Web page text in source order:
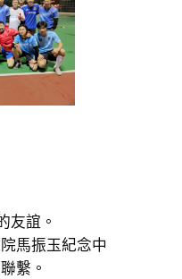
友誼。
馬振玉紀念中
繫。